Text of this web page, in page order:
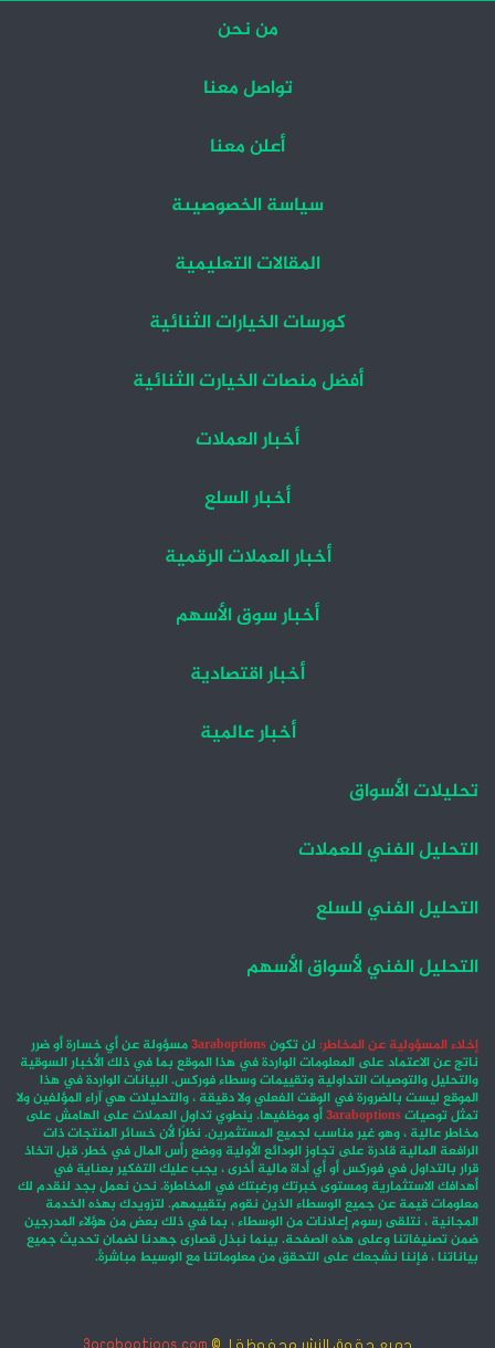
من نحن
تواصل معنا
أعلن معنا
سياسة الخصوصيىة
المقالات التعليمية
كورسات الخيارات الثنائية
أفضل منصات الخيارت الثنائية
أخبار العملات
أخبار السلع
أخبار العملات الرقمية
أخبار سوق الأسهم
أخبار اقتصادية
أخبار عالمية
تحليلات الأسواق
التحليل الفني للعملات
التحليل الفني للسلع
التحليل الفني لأسواق الأسهم
إخلاء المسؤولية عن المخاطر: لن تكون3araboptionsمسؤولة عن أي خسارة أو ضرر
ناتج عن الاعتماد على المعلومات الواردة في هذا الموقع بما في ذلك الأخبار السوقية
والتحليل والتوصيات التداولية وتقييمات وسطاء فوركس. البيانات الواردة في هذا
الموقع ليست بالضرورة في الوقت الفعلي ولا دقيقة ، والتحليلات هي آراء المؤلفين ولا
تمثل توصيات3araboptionsأو موظفيها. ينطوي تداول العملات على الهامش على
مخاطر عالية ، وهو غير مناسب لجميع المستثمرين. نظرًا لأن خسائر المنتجات ذات
الرافعة المالية قادرة على تجاوز الودائع الأولية ووضع رأس المال في خطر. قبل اتخاذ
قرار بالتداول في فوركس أو أي أداة مالية أخرى ، يجب عليك التفكير بعناية في
أهدافك الاستثمارية ومستوى خبرتك ورغبتك في المخاطرة. نحن نعمل بجد لنقدم لك
معلومات قيمة عن جميع الوسطاء الذين نقوم بتقييمهم. لتزويدك بهذه الخدمة
المجانية ، نتلقى رسوم إعلانات من الوسطاء ، بما في ذلك بعض من هؤلاء المدرجين
ضمن تصنيفاتنا وعلى هذه الصفحة. بينما نبذل قصارى جهدنا لضمان تحديث جميع
بياناتنا ، فإننا نشجعك على التحقق من معلوماتنا مع الوسيط مباشرةً.
جميع حقوق النشر محفوظة لـ © 3araboptions.com